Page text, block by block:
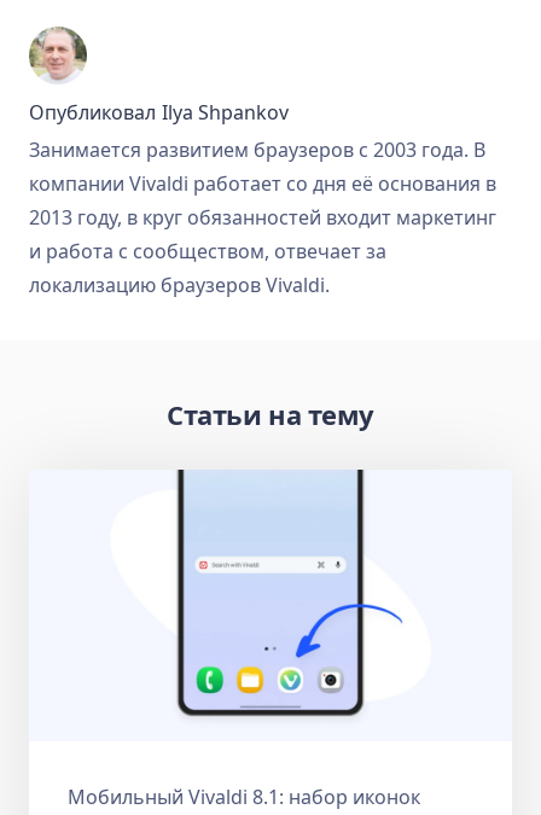
Опубликовал Ilya Shpankov
Занимается развитием браузеров с 2003 года. В
компании Vivaldi работает со дня её основания в
2013 году, в круг обязанностей входит маркетинг
и работа с сообществом, отвечает за
локализацию браузеров Vivaldi.
Статьи на тему
Мобильный Vivaldi 8.1: набор иконок